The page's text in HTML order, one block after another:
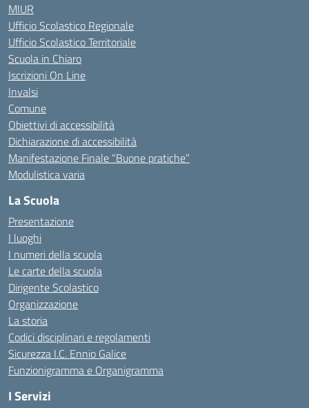
MIUR
Ufficio Scolastico Regionale
Ufficio Scolastico Territoriale
Scuola in Chiaro
Iscrizioni On Line
Invalsi
Comune
Obiettivi di accessibilità
Dichiarazione di accessibilità
Manifestazione Finale “Buone pratiche”
Modulistica varia
La Scuola
Presentazione
I luoghi
I numeri della scuola
Le carte della scuola
Dirigente Scolastico
Organizzazione
La storia
Codici disciplinari e regolamenti
Sicurezza I.C. Ennio Galice
Funzionigramma e Organigramma
I Servizi